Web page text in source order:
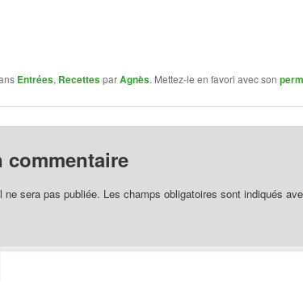
Entrées, RecettesparAgnès. Mettez-le en favori avec son
commentaire
ne sera pas publiée. Les champs obligatoires sont indiqués